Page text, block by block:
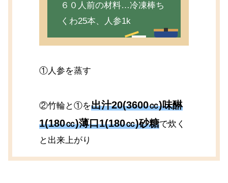
６０人前の材料…冷凍棒ち
くわ25本、人参1k
①人参を蒸す
②竹輪と①を出汁20(3600㏄)味醂
1(180㏄)薄口1(180㏄)砂糖で炊く
と出来上がり